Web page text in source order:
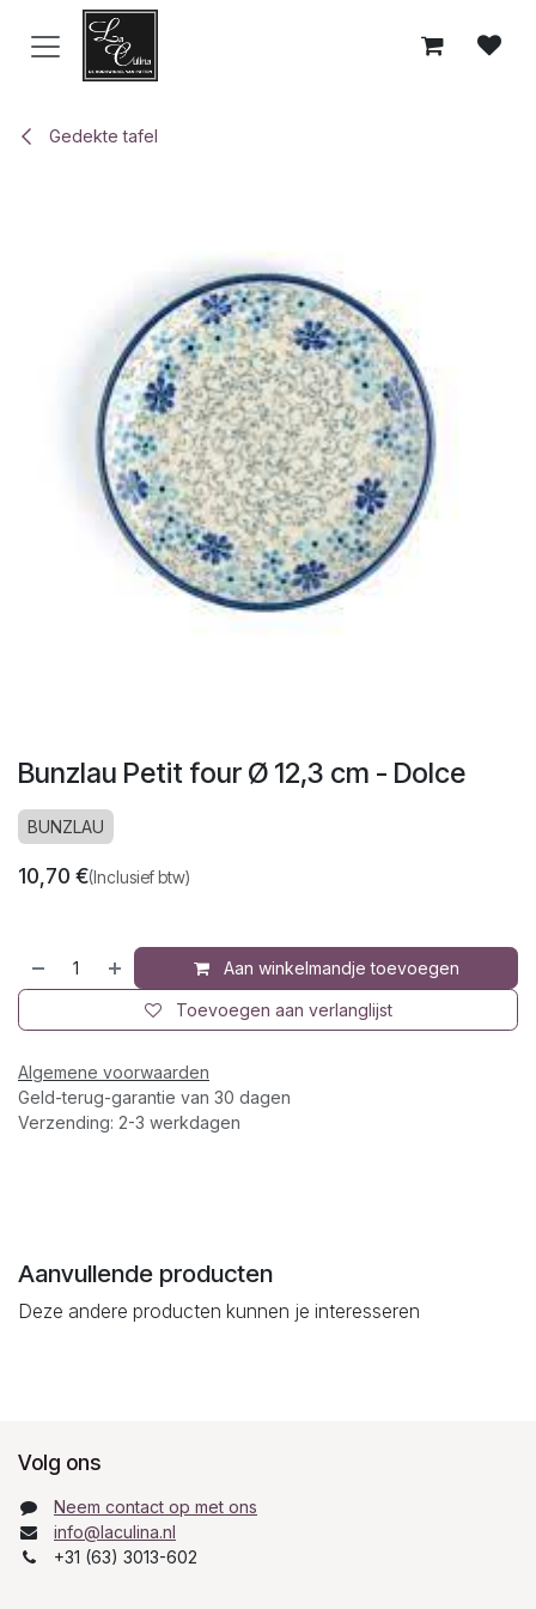
Overslaan naar inhoud
Gedekte tafel
Bunzlau Petit four Ø 12,3 cm - Dolce
BUNZLAU
10,70 €(Inclusief btw)
Aan winkelmandje toevoegen
Toevoegen aan verlanglijst
Algemene voorwaarden
Geld-terug-garantie van 30 dagen
Verzending: 2-3 werkdagen
Aanvullende producten
Deze andere producten kunnen je interesseren
Volg ons
Neem contact op met ons
info@laculina.nl
+31 (63) 3013-602